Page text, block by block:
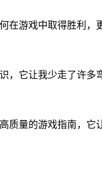
游戏中取得胜利，
它让我少走了许多
量的游戏指南，它